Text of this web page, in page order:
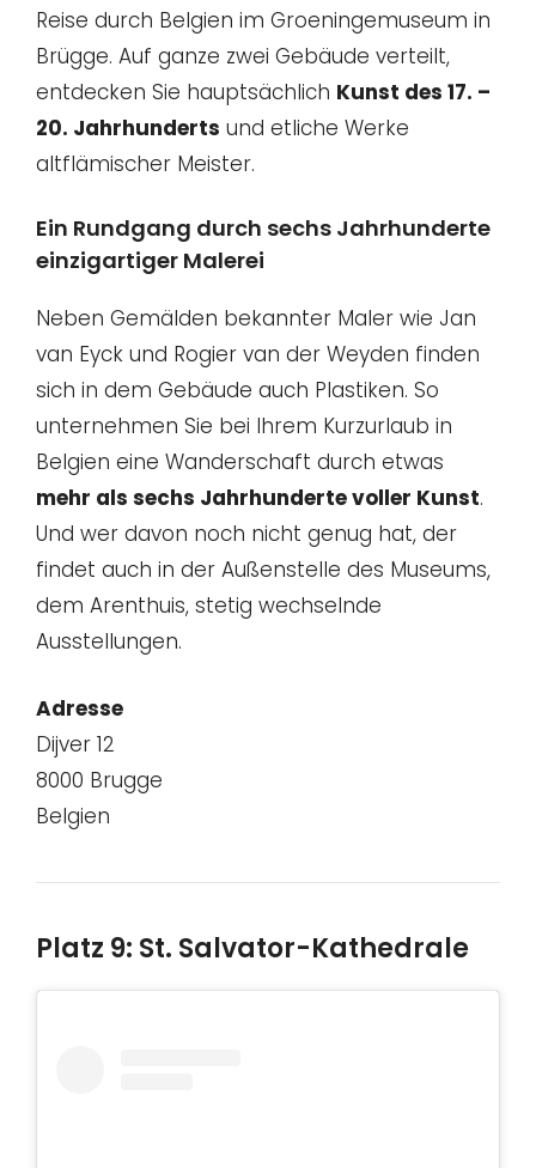
Reise durch Belgien im Groeningemuseum in
Brügge. Auf ganze zwei Gebäude verteilt,
entdecken Sie hauptsächlich Kunst des 17. –
20. Jahrhunderts und etliche Werke
altflämischer Meister.
Ein Rundgang durch sechs Jahrhunderte
einzigartiger Malerei
Neben Gemälden bekannter Maler wie Jan
van Eyck und Rogier van der Weyden finden
sich in dem Gebäude auch Plastiken. So
unternehmen Sie bei Ihrem Kurzurlaub in
Belgien eine Wanderschaft durch etwas
mehr als sechs Jahrhunderte voller Kunst.
Und wer davon noch nicht genug hat, der
findet auch in der Außenstelle des Museums,
dem Arenthuis, stetig wechselnde
Ausstellungen.
Adresse
Dijver 12
8000 Brugge
Belgien
Platz 9: St. Salvator-Kathedrale